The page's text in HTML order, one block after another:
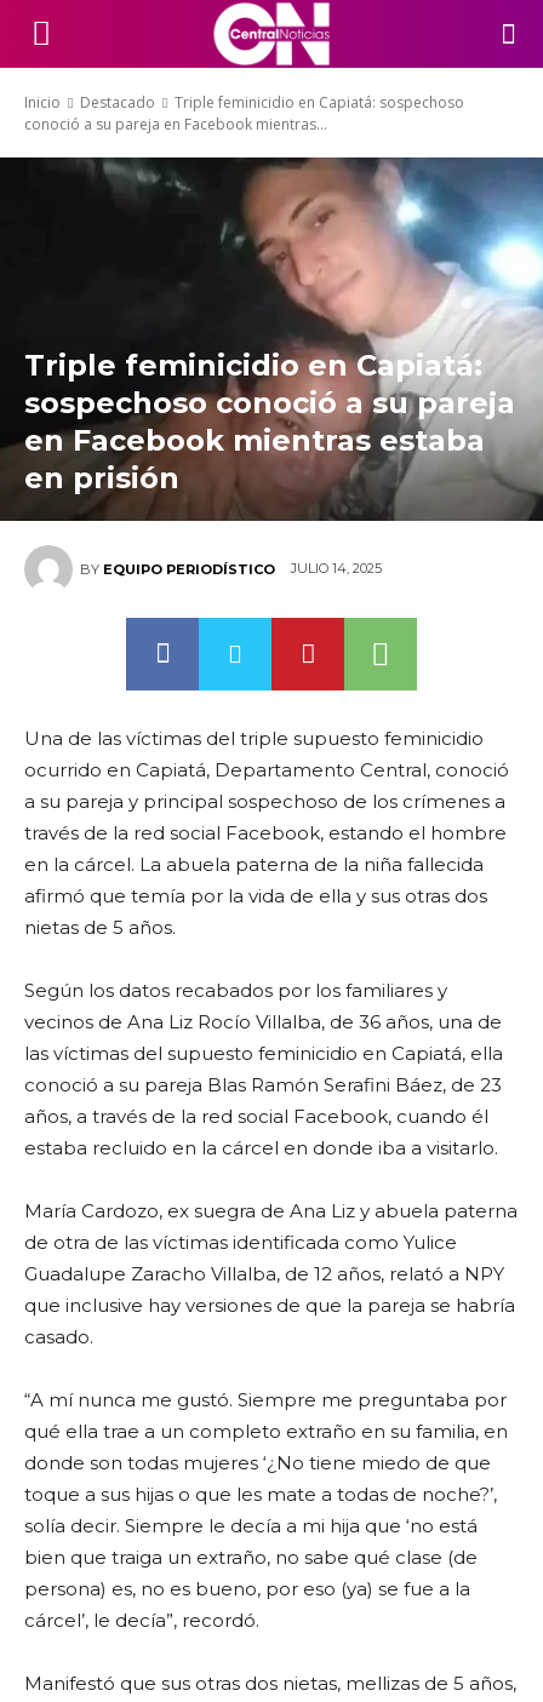
Inicio Destacado
Triple feminicidio en Capiatá: sospechoso
conoció a su pareja en Facebook mientras...
Triple feminicidio en Capiatá:
sospechoso conoció a su pareja
en Facebook mientras estaba
en prisión
BY EQUIPO PERIODÍSTICO JULIO 14, 2025
Una de las víctimas del triple supuesto feminicidio
ocurrido en Capiatá, Departamento Central, conoció
a su pareja y principal sospechoso de los crímenes a
través de la red social Facebook, estando el hombre
en la cárcel. La abuela paterna de la niña fallecida
afirmó que temía por la vida de ella y sus otras dos
nietas de 5 años.
Según los datos recabados por los familiares y
vecinos de Ana Liz Rocío Villalba, de 36 años, una de
las víctimas del supuesto feminicidio en Capiatá, ella
conoció a su pareja Blas Ramón Serafini Báez, de 23
años, a través de la red social Facebook, cuando él
estaba recluido en la cárcel en donde iba a visitarlo.
María Cardozo, ex suegra de Ana Liz y abuela paterna
de otra de las víctimas identificada como Yulice
Guadalupe Zaracho Villalba, de 12 años, relató a NPY
que inclusive hay versiones de que la pareja se habría
casado.
“A mí nunca me gustó. Siempre me preguntaba por
qué ella trae a un completo extraño en su familia, en
donde son todas mujeres ‘¿No tiene miedo de que
toque a sus hijas o que les mate a todas de noche?’,
solía decir. Siempre le decía a mi hija que ‘no está
bien que traiga un extraño, no sabe qué clase (de
persona) es, no es bueno, por eso (ya) se fue a la
cárcel’, le decía”, recordó.
Manifestó que sus otras dos nietas, mellizas de 5 años,